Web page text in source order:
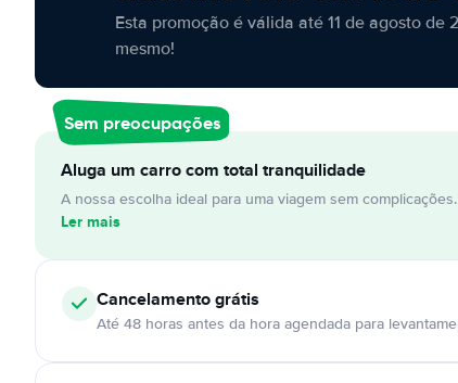
Esta promoção é válida até 11 de agosto de
mesmo!
Sem preocupações
Aluga um carro com total tranquilidade
A nossa escolha ideal para uma viagem sem complicações.
Ler mais
Cancelamentográtis
Até 48 horas antes da hora agendada para